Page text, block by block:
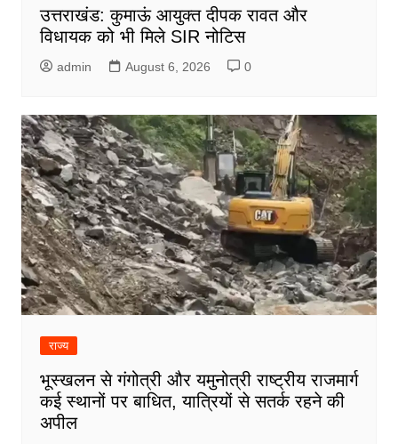
उत्तराखंड: कुमाऊं आयुक्त दीपक रावत और
विधायक को भी मिले SIR नोटिस
admin August 6, 2026 0
राज्य
भूस्खलन से गंगोत्री और यमुनोत्री राष्ट्रीय राजमार्ग
कई स्थानों पर बाधित, यात्रियों से सतर्क रहने की
अपील